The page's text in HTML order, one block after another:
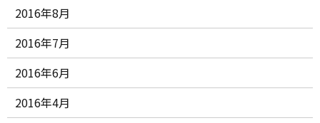
2016年8月
2016年7月
2016年6月
2016年4月